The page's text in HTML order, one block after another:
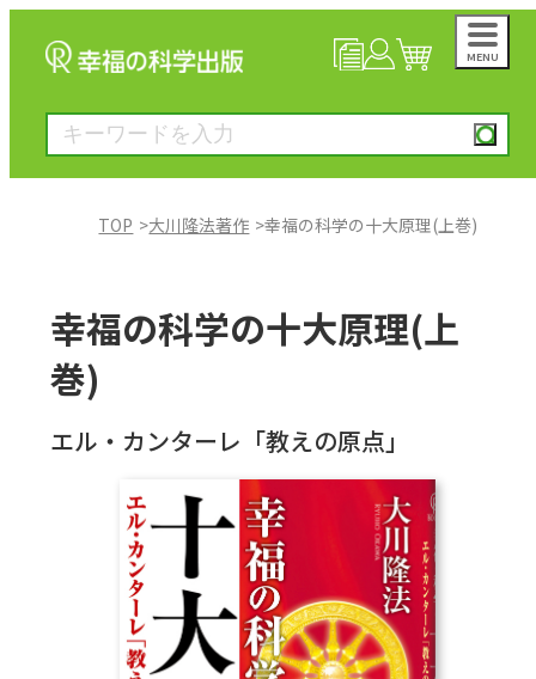
MENU
絵本
雑誌
CD
DVD・ブルーレイ
TOP 大川隆法著作 幸福の科学の十大原理(上巻)
幸福の科学の十大原理(上
巻)
エル・カンターレ「教えの原点」